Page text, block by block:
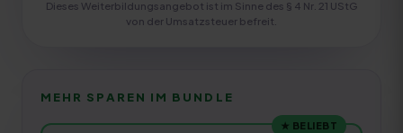
Dieses Weiterbildungsangebot ist im Sinne des § 4 Nr. 21 UStG
von der Umsatzsteuer befreit.
MEHR SPAREN IM BUNDLE
★ BELIEBT